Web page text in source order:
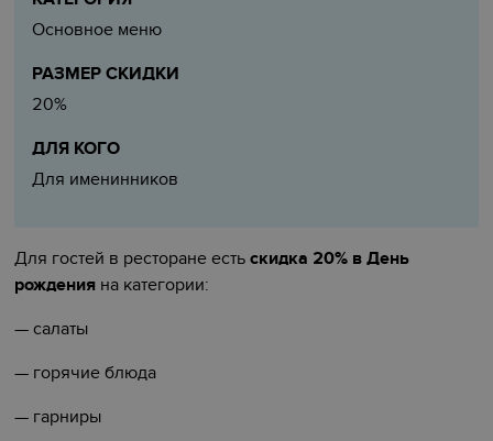
Основное меню
РАЗМЕР СКИДКИ
20%
ДЛЯ КОГО
Для именинников
Для гостей в ресторане есть скидка 20% в День
рождения на категории:
—салаты
— горячие блюда
— гарниры